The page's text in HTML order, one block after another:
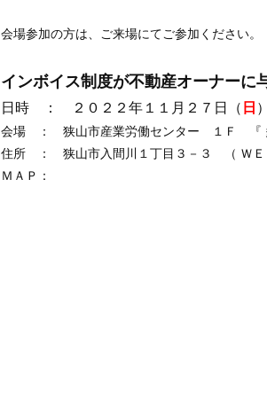
会場参加の方は、ご来場にてご参加ください。
インボイス制度が不動産オーナーに
日時 ： ２０２２年１１月２７日（ 日
会場 ： 狭山市産業労働センター １Ｆ 『
住所 ： 狭山市入間川１丁目３－３ （ ＷＥ
ＭＡＰ：